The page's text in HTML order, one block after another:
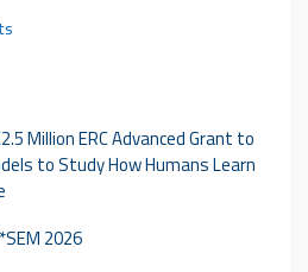
Million ERC Advanced Grant to
to Study How Humans Learn
2026